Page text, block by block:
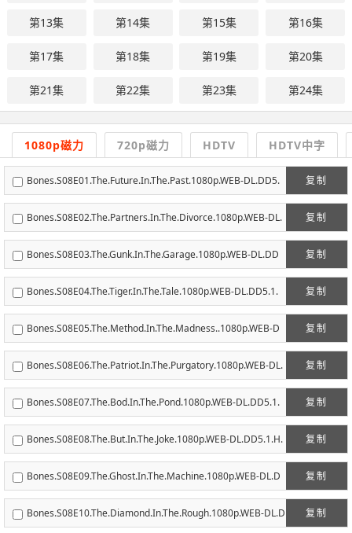
第13集 第14集 第15集 第16集
第17集 第18集 第19集 第20集
第21集 第22集 第23集 第24集
1080p磁力 720p磁力 HDTV HDTV中字
复制
Bones.S08E01.The.Future.In.The.Past.1080p.WEB-DL.DD5.
1.H.264-ECI.mkv
复制
Bones.S08E02.The.Partners.In.The.Divorce.1080p.WEB-DL.
DD5.1.H.264-ECI.mkv
复制
Bones.S08E03.The.Gunk.In.The.Garage.1080p.WEB-DL.DD
5.1.H.264-ECI.mkv
复制
Bones.S08E04.The.Tiger.In.The.Tale.1080p.WEB-DL.DD5.1.
H.264-ECI.mkv
复制
Bones.S08E05.The.Method.In.The.Madness..1080p.WEB-D
L.DD5.1.H.264-ECI.mkv
复制
Bones.S08E06.The.Patriot.In.The.Purgatory.1080p.WEB-DL.
DD5.1.H.264-ECI.mkv
复制
Bones.S08E07.The.Bod.In.The.Pond.1080p.WEB-DL.DD5.1.
H.264-ECI.mkv
复制
Bones.S08E08.The.But.In.The.Joke.1080p.WEB-DL.DD5.1.H.
264-ECI.mkv
复制
Bones.S08E09.The.Ghost.In.The.Machine.1080p.WEB-DL.D
D5.1.H.264-ECI.mkv
复制
Bones.S08E10.The.Diamond.In.The.Rough.1080p.WEB-DL.D